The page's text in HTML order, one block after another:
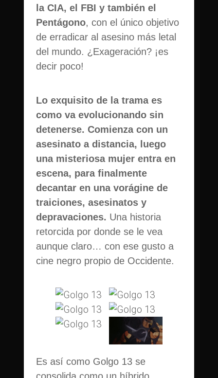
la CIA, el FBI y también el
Pentágono, con el único objetivo
de erradicar al asesino más letal
del mundo. ¿Exageración? ¡es
decir poco!
Lo exquisito de la trama es
como va evolucionando sin
detenerse. Comienza con un
asesinato a distancia, luego
una misteriosa mujer entra en
escena, para finalmente
decantar en una vorágine de
traiciones, asesinatos y
depravaciones. Una historia
retorcida por donde se le vea
aunque claro… con ese gusto a
cine negro propio de Occidente.
Es así como Golgo 13 se